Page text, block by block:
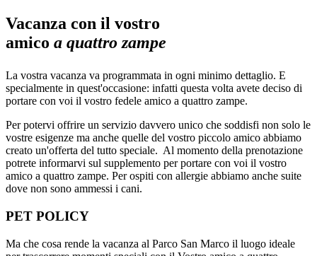
Vacanza con il vostro
amico a quattro zampe
La vostra vacanza va programmata in ogni minimo dettaglio. E
specialmente in quest'occasione: infatti questa volta avete deciso di
portare con voi il vostro fedele amico a quattro zampe.
Per potervi offrire un servizio davvero unico che soddisfi non solo le
vostre esigenze ma anche quelle del vostro piccolo amico abbiamo
creato un'offerta del tutto speciale. Al momento della prenotazione
potrete informarvi sul supplemento per portare con voi il vostro
amico a quattro zampe. Per ospiti con allergie abbiamo anche suite
dove non sono ammessi i cani.
PET POLICY
Ma che cosa rende la vacanza al Parco San Marco il luogo ideale